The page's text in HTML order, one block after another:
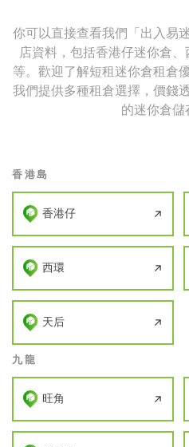
你可以直接查看我們「出入易
店資料，包括香港仔迷你倉
等。歡迎了解短租迷你倉租倉
我們提供多種租倉選擇，價錢
的迷你倉儲
香港島
香港仔
西環
天后
九龍
旺角